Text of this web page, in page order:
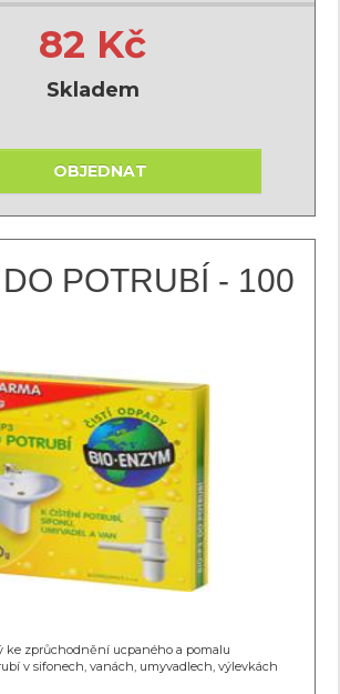
82 Kč
Skladem
OBJEDNAT
POTRUBÍ - 100
ke zprůchodnění ucpaného a pomalu
v sifonech, vanách, umyvadlech, výlevkách